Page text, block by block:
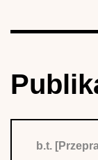
b.t.